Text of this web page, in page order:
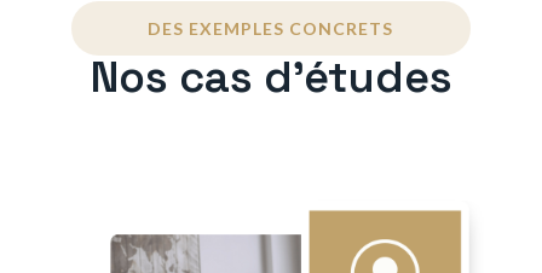
DES EXEMPLES CONCRETS
Nos cas d'études